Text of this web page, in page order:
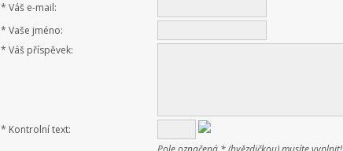
* Váš e-mail:
* Vaše jméno:
* Váš příspěvek:
* Kontrolní text: